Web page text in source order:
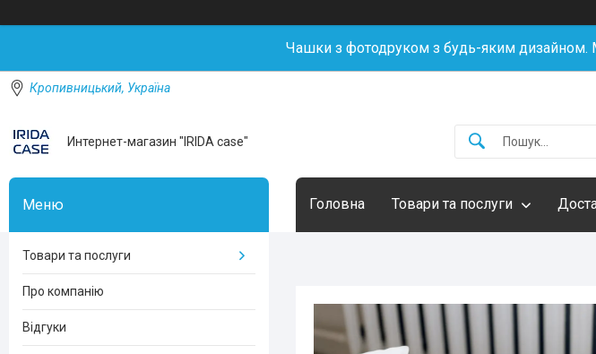
Чашки з фотодруком з будь-яким
Кропивницький, Україна
Интернет-магазин "IRIDA case"
Головна Товари та послуги
Товари та послуги
Про компанію
Відгуки